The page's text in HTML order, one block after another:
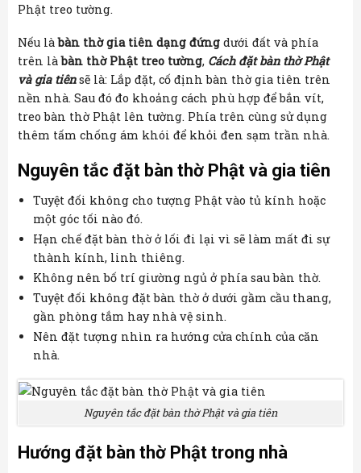
Phật treo tường.
Nếu làbàn thờ gia tiên dạng đứng dưới đất và phía
trên làbàn thờ Phật treo tường, Cách đặt bàn thờ Phật
và gia tiênsẽ là: Lắp đặt, cố định bàn thờ gia tiên trên
nền nhà. Sau đó đo khoảng cách phù hợp để bắn vít,
treo bàn thờ Phật lên tường. Phía trên cùng sử dụng
thêm tấm chống ám khói để khỏi đen sạm trần nhà.
Nguyên tắc đặt bàn thờ Phật và gia tiên
Tuyệt đối không cho tượng Phật vào tủ kính hoặc
một góc tối nào đó.
Hạn chế đặt bàn thờ ở lối đi lại vì sẽ làm mất đi sự
thành kính, linh thiêng.
Không nên bố trí giường ngủ ở phía sau bàn thờ.
Tuyệt đối không đặt bàn thờ ở dưới gầm cầu thang,
gần phòng tắm hay nhà vệ sinh.
Nên đặt tượng nhìn ra hướng cửa chính của căn
nhà.
Nguyên tắc đặt bàn thờ Phật và gia tiên
Hướng đặt bàn thờ Phật trong nhà